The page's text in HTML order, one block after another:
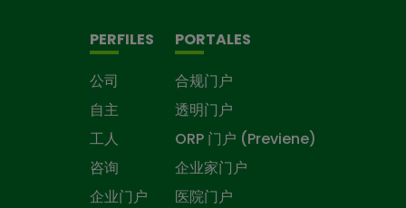
PERFILES
公司
自主
工人
咨询
企业门户
PORTALES
合规门户
透明门户
ORP 门户 (Previene)
企业家门户
医院门户